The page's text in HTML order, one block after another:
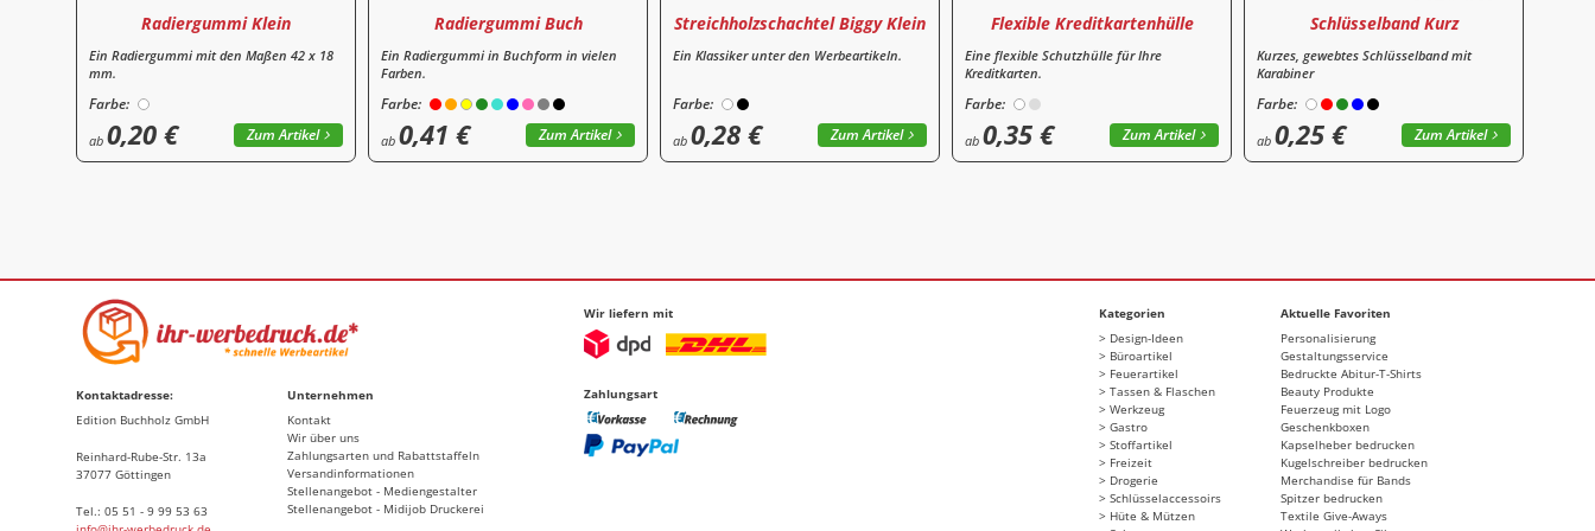
Radiergummi Klein
Ein Radiergummi mit den Maßen 42 x 18
mm.
Farbe:
ab 0,20 € Zum Artikel
Radiergummi Buch
Ein Radiergummi in Buchform in vielen
Farben.
Farbe:
ab 0,41 € Zum Artikel
Streichholzschachtel Biggy Klein
Ein Klassiker unter den Werbeartikeln.
Farbe:
ab 0,28 € Zum Artikel
Flexible Kreditkartenhülle
Eine flexible Schutzhülle für Ihre
Kreditkarten.
Farbe:
ab 0,35 € Zum Artikel
Schlüsselband Kurz
Kurzes, gewebtes Schlüsselband mit
Karabiner
Farbe:
ab 0,25 € Zum Artikel
Kontaktadresse:
Edition Buchholz GmbH
Reinhard-Rube-Str. 13a
37077 Göttingen
Tel.: 05 51 - 9 99 53 63
Unternehmen
Kontakt
Wir über uns
Zahlungsarten und Rabattstaffeln
Versandinformationen
Stellenangebot - Mediengestalter
Stellenangebot - Midijob Druckerei
Wir liefern mit
Zahlungsart
Kategorien
Design-Ideen
Büroartikel
Feuerartikel
Tassen & Flaschen
Werkzeug
Gastro
Stoffartikel
Freizeit
Drogerie
Schlüsselaccessoirs
Hüte & Mützen
Aktuelle Favoriten
Personalisierung
Gestaltungsservice
Bedruckte Abitur-T-Shirts
Beauty Produkte
Feuerzeug mit Logo
Geschenkboxen
Kapselheber bedrucken
Kugelschreiber bedrucken
Merchandise für Bands
Spitzer bedrucken
Textile Give-Aways